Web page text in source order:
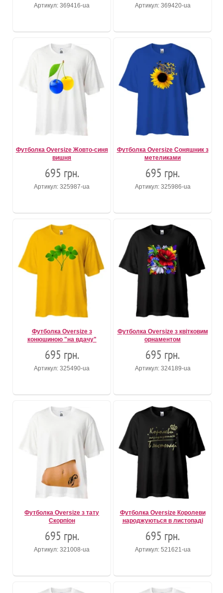
Артикул: 369416-ua Артикул: 369420-ua
Футболка Oversize Жовто-синя
вишня
695 грн.
Артикул: 325987-ua
Футболка Oversize Соняшник з
метеликами
695 грн.
Артикул: 325986-ua
Футболка Oversize з
конюшиною "на вдачу"
695 грн.
Артикул: 325490-ua
Футболка Oversize з квітковим
орнаментом
695 грн.
Артикул: 324189-ua
Футболка Oversize з тату
Скорпіон
695 грн.
Артикул: 321008-ua
Футболка Oversize Королеви
народжуються в листопаді
695 грн.
Артикул: 521621-ua